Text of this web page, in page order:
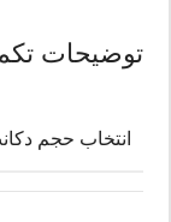
توضیحات
انتخاب حجم